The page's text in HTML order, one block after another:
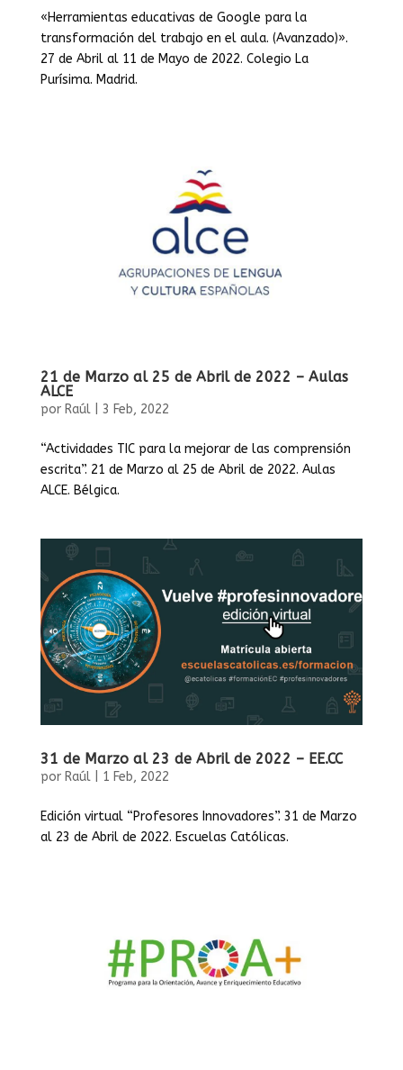
«Herramientas educativas de Google para la
transformación del trabajo en el aula. (Avanzado)».
27 de Abril al 11 de Mayo de 2022. Colegio La
Purísima. Madrid.
21 de Marzo al 25 de Abril de 2022 – Aulas
ALCE
por Raúl| 3 Feb, 2022
“Actividades TIC para la mejorar de las comprensión
escrita”. 21 de Marzo al 25 de Abril de 2022. Aulas
ALCE. Bélgica.
31 de Marzo al 23 de Abril de 2022 – EE.CC
por Raúl| 1 Feb, 2022
Edición virtual “Profesores Innovadores”. 31 de Marzo
al 23 de Abril de 2022. Escuelas Católicas.